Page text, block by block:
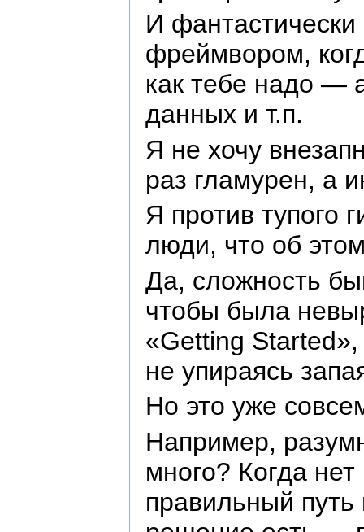
И
фреймвором,
как тебе надо —
данных и т.п.
Я не хочу
раз гламурен, а
Я против тупого
люди, что об
Да, сложность
чтобы была
«Getting
не упираясь
Но это уже
Например,
много? Когда
правильный